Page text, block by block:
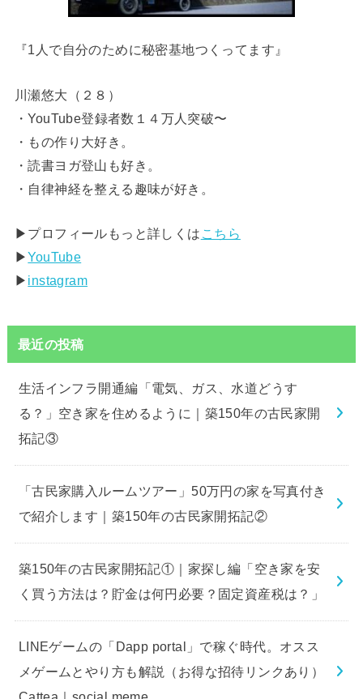
『1人で自分のために秘密基地つくってます』
川瀬悠大（２８）
・YouTube登録者数１４万人突破〜
・もの作り大好き。
・読書ヨガ登山も好き。
・自律神経を整える趣味が好き。
▶︎プロフィールもっと詳しくは こちら
▶︎YouTube
▶︎ instagram
最近の投稿
生活インフラ開通編「電気、ガス、水道どうす
る？」空き家を住めるように｜築150年の古民家開
拓記③
「古民家購入ルームツアー」50万円の家を写真付き
で紹介します｜築150年の古民家開拓記②
築150年の古民家開拓記①｜家探し編「空き家を安
く買う方法は？貯金は何円必要？固定資産税は？」
LINEゲームの「Dapp portal」で稼ぐ時代。オスス
メゲームとやり方も解説（お得な招待リンクあり）